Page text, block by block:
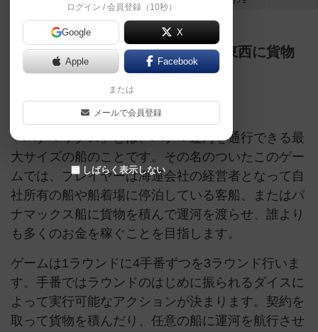
込み合う運河に船を進めて、洋の東西に貨物
を運ぶ海運輸送ゲーム
中南米
「パナマックス」とは、パナマ運河を通行できる最
大サイズの船のことです。その名のついたこのゲー
ムでは、プレイヤーは海運会社の経営者となって自
社所有の船や船着場に停泊している客船、またはパ
ナマックス船に貨物を積んで運河を渡らせ、誰より
も多くのお金を稼ぐことを目指します。
ゲームは1ラウンドに4手番ずつを3ラウンド行いま
す。手番ではラウンドのはじめに振られるダイスに
よって実行可能なアクションが決まります。契約を
取って貨物を積んだり、任意の船に運河を航行させ
ログイン / 会員登録（10秒）
Google X
Apple Facebook
または
メールで会員登録
しばらく表示しない